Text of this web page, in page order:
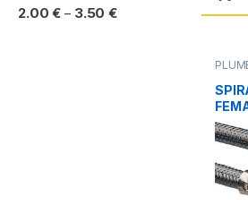
40-
2.00€ – 3.50€Price range: 2.00 €